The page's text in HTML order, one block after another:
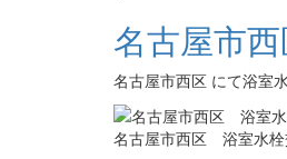
名古屋市
名古屋市西区 にて浴室
名古屋市西区 浴室水栓